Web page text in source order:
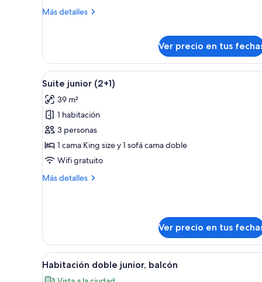
Más detalles
Más
Abrazo
(2+1)
Ver precio en tus
Ver
todas
las
fotos
de
Suite
junior
Habitación de hotel con una
10
Suite junior (2+1)
39 m²
1 habitación
3 personas
1 cama King size y 1 sofá cama doble
Wifi gratuito
Más detalles
Más
Ver precio en tus
Ver
todas
Una habitación de hotel con
11
Habitación doble junior, balcón